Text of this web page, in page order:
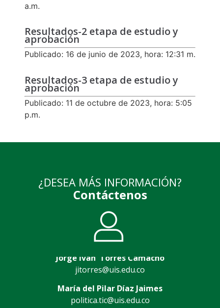
a.m.
Resultados-2 etapa de estudio y
aprobación
Publicado: 16 de junio de 2023, hora: 12:31 m.
Resultados-3 etapa de estudio y
aprobación
Publicado: 11 de octubre de 2023, hora: 5:05
p.m.
¿DESEA MÁS INFORMACIÓN?
Contáctenos
Jorge Iván Torres Camacho
jitorres@uis.edu.co
María del Pilar Díaz Jaimes
politica.tic@uis.edu.co